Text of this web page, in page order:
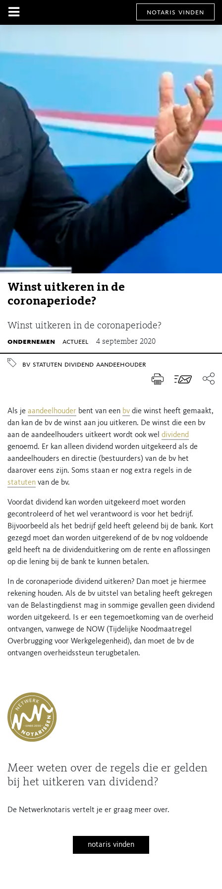
notaris vinden
Winst uitkeren in de
coronaperiode?
Winst uitkeren in de coronaperiode?
ondernemen actueel 4 september 2020
bv statuten dividend aandeehouder
Als je aandeelhouder bent van een bv die winst heeft gemaakt,
dan kan de bv de winst aan jou uitkeren. De winst die een bv
aan de aandeelhouders uitkeert wordt ook wel dividend
genoemd. Er kan alleen dividend worden uitgekeerd als de
aandeelhouders en directie (bestuurders) van de bv het
daarover eens zijn. Soms staan er nog extra regels in de
statuten van de bv.
Voordat dividend kan worden uitgekeerd moet worden
gecontroleerd of het wel verantwoord is voor het bedrijf.
Bijvoorbeeld als het bedrijf geld heeft geleend bij de bank. Kort
gezegd moet dan worden uitgerekend of de bv nog voldoende
geld heeft na de dividenduitkering om de rente en aflossingen
op die lening bij de bank te kunnen betalen.
In de coronaperiode dividend uitkeren? Dan moet je hiermee
rekening houden. Als de bv uitstel van betaling heeft gekregen
van de Belastingdienst mag in sommige gevallen geen dividend
worden uitgekeerd. Is er een tegemoetkoming van de overheid
ontvangen, vanwege de NOW (Tijdelijke Noodmaatregel
Overbrugging voor Werkgelegenheid), dan moet de bv de
ontvangen overheidssteun terugbetalen.
Meer weten over de regels die er gelden
bij het uitkeren van dividend?
De Netwerknotaris vertelt je er graag meer over.
notaris vinden